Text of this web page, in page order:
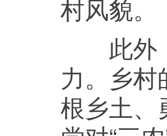
村风貌。
此外，
力。乡
根乡土、